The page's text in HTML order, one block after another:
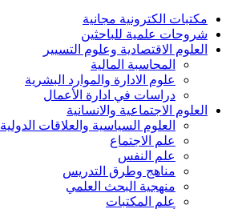
مكتبات الكترونية مجانية
شروحات علمية للباحثين
العلوم الاقتصادية وعلوم التسيير
المحاسبة المالية
علوم الادارة والموارد البشرية
دراسات في ادارة الأعمال
العلوم الاجتماعية والانسانية
العلوم السياسية والعلاقات الدولية
علم الاجتماع
علم النفس
مناهج وطرق التدريس
منهجية البحث العلمي
علم المكتبات